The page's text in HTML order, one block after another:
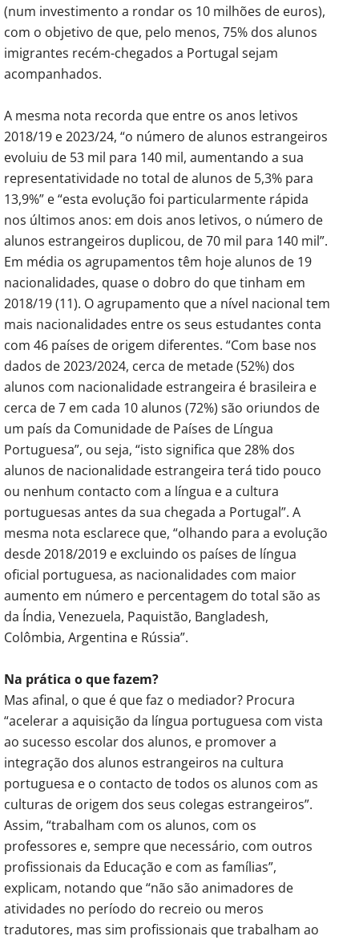
(num investimento a rondar os 10 milhões de euros),
com o objetivo de que, pelo menos, 75% dos alunos
imigrantes recém-chegados a Portugal sejam
acompanhados.
A mesma nota recorda que entre os anos letivos
2018/19 e 2023/24, “o número de alunos estrangeiros
evoluiu de 53 mil para 140 mil, aumentando a sua
representatividade no total de alunos de 5,3% para
13,9%” e “esta evolução foi particularmente rápida
nos últimos anos: em dois anos letivos, o número de
alunos estrangeiros duplicou, de 70 mil para 140 mil”.
Em média os agrupamentos têm hoje alunos de 19
nacionalidades, quase o dobro do que tinham em
2018/19 (11). O agrupamento que a nível nacional tem
mais nacionalidades entre os seus estudantes conta
com 46 países de origem diferentes. “Com base nos
dados de 2023/2024, cerca de metade (52%) dos
alunos com nacionalidade estrangeira é brasileira e
cerca de 7 em cada 10 alunos (72%) são oriundos de
um país da Comunidade de Países de Língua
Portuguesa”, ou seja, “isto significa que 28% dos
alunos de nacionalidade estrangeira terá tido pouco
ou nenhum contacto com a língua e a cultura
portuguesas antes da sua chegada a Portugal”. A
mesma nota esclarece que, “olhando para a evolução
desde 2018/2019 e excluindo os países de língua
oficial portuguesa, as nacionalidades com maior
aumento em número e percentagem do total são as
da Índia, Venezuela, Paquistão, Bangladesh,
Colômbia, Argentina e Rússia”.
Na prática o que fazem?
Mas afinal, o que é que faz o mediador? Procura
“acelerar a aquisição da língua portuguesa com vista
ao sucesso escolar dos alunos, e promover a
integração dos alunos estrangeiros na cultura
portuguesa e o contacto de todos os alunos com as
culturas de origem dos seus colegas estrangeiros”.
Assim, “trabalham com os alunos, com os
professores e, sempre que necessário, com outros
profissionais da Educação e com as famílias”,
explicam, notando que “não são animadores de
atividades no período do recreio ou meros
tradutores, mas sim profissionais que trabalham ao